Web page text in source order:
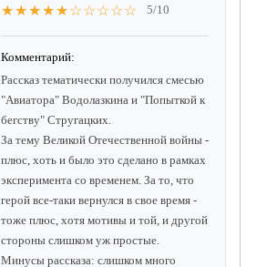
★★★★★☆☆☆☆☆ 5/10
Комментарий:
Рассказ тематически получился смесью
"Авиатора" Водолазкина и "Попыткой к
бегству" Стругацких.
За тему Великой Отечественной войны -
плюс, хоть и было это сделано в рамках
эксперимента со временем. За то, что
герой все-таки вернулся в свое время -
тоже плюс, хотя мотивы и той, и другой
стороны слишком уж простые.
Минусы рассказа: слишком много